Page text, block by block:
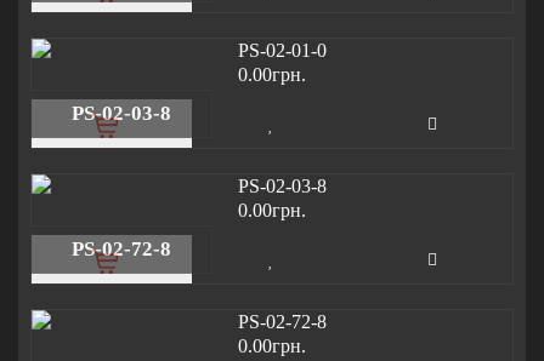
0.00грн.
PS-02-03-8
0.00грн.
PS-02-72-8
0.00грн.